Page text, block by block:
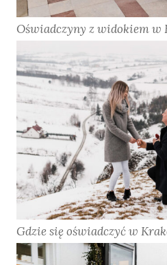
Oświadczyny z widokiem w
Gdzie się oświadczyć w